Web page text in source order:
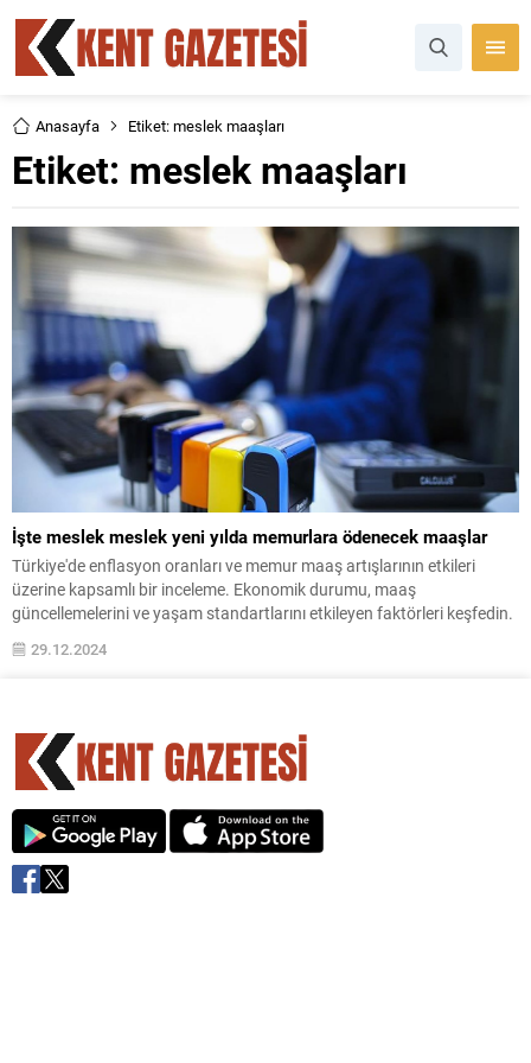
Anasayfa Etiket: meslek maaşları
Etiket: meslek maaşları
İşte meslek meslek yeni yılda memurlara ödenecek maaşlar
Türkiye'de enflasyon oranları ve memur maaş artışlarının etkileri
üzerine kapsamlı bir inceleme. Ekonomik durumu, maaş
güncellemelerini ve yaşam standartlarını etkileyen faktörleri keşfedin.
29.12.2024